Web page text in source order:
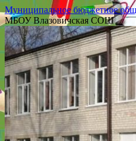
Муниципальное бюджетное
МБОУ Влазовичская СОШ